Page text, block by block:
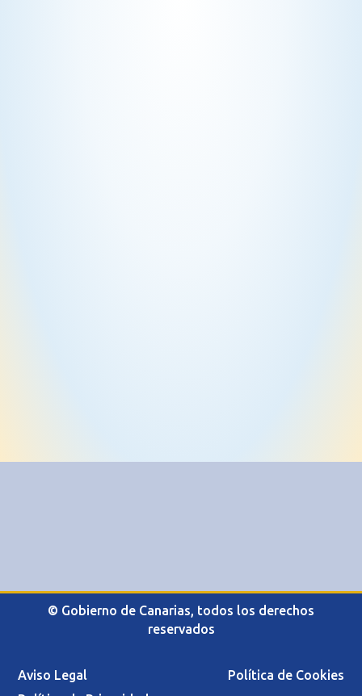
© Gobierno de Canarias, todos los derechos
reservados
Aviso Legal
Política de Cookies